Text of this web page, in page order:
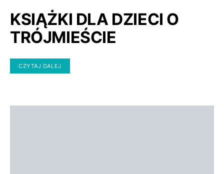
KSIĄŻKI DLA DZIECI O
TRÓJMIEŚCIE
CZYTAJ DALEJ